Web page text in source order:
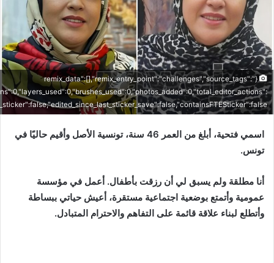
{"remix_data":[],"remix_entry_point":"challenges","source_tags":
اسمي فتحية، أبلغ من العمر 46 سنة، تونسية الأصل وأقيم حاليًا في
تونس.
أنا مطلقة ولم يسبق لي أن رزقت بأطفال. أعمل في مؤسسة
عمومية وأتمتع بوضعية اجتماعية مستقرة، أعيش حياتي ببساطة
وأتطلع لبناء علاقة قائمة على التفاهم والاحترام المتبادل.